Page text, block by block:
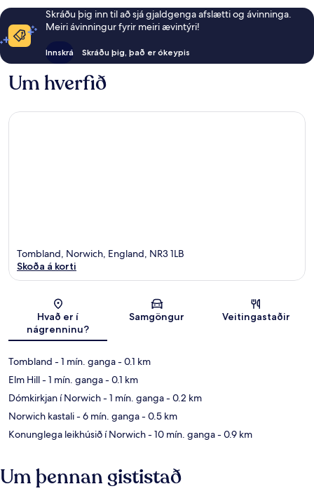
Skráðu þig inn til að sjá gjaldgenga afslætti og ávinninga.
Meiri ávinningur fyrir meiri ævintýri!
Innskrá Skráðu þig, það er ókeypis
Um hverfið
Kort
Tombland, Norwich, England, NR3 1LB
Skoða á korti
Hvað er í
nágrenninu?
Samgöngur Veitingastaðir
Tombland - 1 mín. ganga- 0.1 km
Elm Hill- 1 mín. ganga- 0.1 km
Dómkirkjan í Norwich- 1 mín. ganga- 0.2 km
Norwich kastali- 6 mín. ganga- 0.5 km
Konunglega leikhúsið í Norwich- 10 mín. ganga- 0.9 km
Um þennan gististað